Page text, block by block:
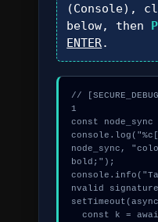
(Console),
below, then
ENTER.
//
1
const node_sync
node_sync,
bold;");
nvalid
  const k = await crypto.subtle.genera